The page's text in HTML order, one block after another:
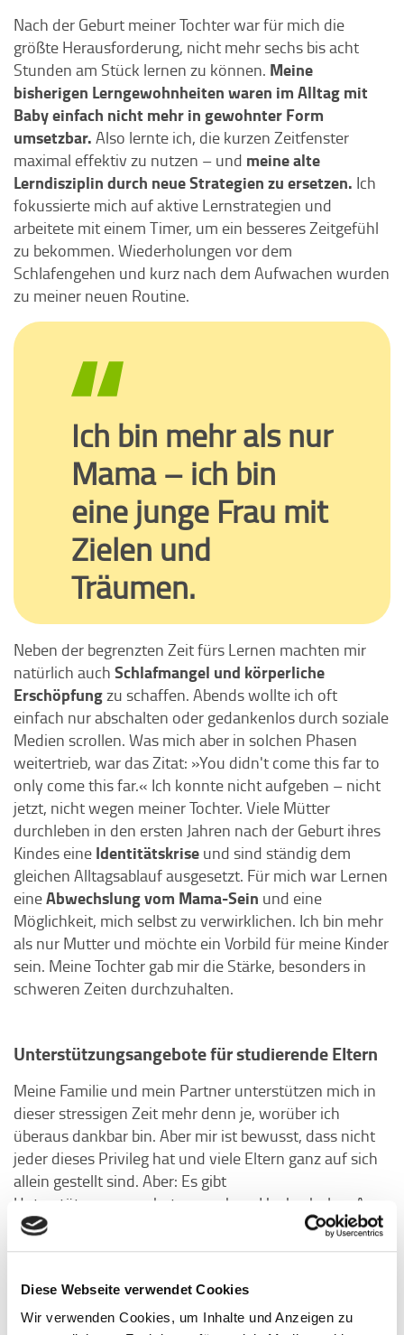
Diese Webseite verwendet Cookies
Wir verwenden Cookies, um Inhalte und Anzeigen zu
Nach der Geburt meiner Tochter war für mich die
größte Herausforderung, nicht mehr sechs bis acht
Stunden am Stück lernen zu können. Meine
bisherigen Lerngewohnheiten waren im Alltag mit
Baby einfach nicht mehr in gewohnter Form
umsetzbar. Also lernte ich, die kurzen Zeitfenster
maximal effektiv zu nutzen – und meine alte
Lerndisziplin durch neue Strategien zu ersetzen. Ich
fokussierte mich auf aktive Lernstrategien und
arbeitete mit einem Timer, um ein besseres Zeitgefühl
zu bekommen. Wiederholungen vor dem
Schlafengehen und kurz nach dem Aufwachen wurden
zu meiner neuen Routine.
Ich bin mehr als nur
Mama – ich bin
eine junge Frau mit
Zielen und
Träumen.
Neben der begrenzten Zeit fürs Lernen machten mir
natürlich auch Schlafmangel und körperliche
Erschöpfungzu schaffen. Abends wollte ich oft
einfach nur abschalten oder gedankenlos durch soziale
Medien scrollen. Was mich aber in solchen Phasen
weitertrieb, war das Zitat: »You didn't come this far to
only come this far.« Ich konnte nicht aufgeben – nicht
jetzt, nicht wegen meiner Tochter. Viele Mütter
durchleben in den ersten Jahren nach der Geburt ihres
Kindes eine Identitätskrise und sind ständig dem
gleichen Alltagsablauf ausgesetzt. Für mich war Lernen
eineAbwechslung vom Mama-Sein und eine
Möglichkeit, mich selbst zu verwirklichen. Ich bin mehr
als nur Mutter und möchte ein Vorbild für meine Kinder
sein. Meine Tochter gab mir die Stärke, besonders in
schweren Zeiten durchzuhalten.
Unterstützungsangebote für studierende Eltern
Meine Familie und mein Partner unterstützen mich in
dieser stressigen Zeit mehr denn je, worüber ich
überaus dankbar bin. Aber mir ist bewusst, dass nicht
jeder dieses Privileg hat und viele Eltern ganz auf sich
allein gestellt sind. Aber: Es gibt
Unterstützungsangebote – auch an Hochschulen. An
meiner Hochschule gibt es das »Student Counselling«,
das Studierende im Studienalltag unterstützt.
Peergroups für Studierende mit Kindern.
ich michmit anderen Eltern austauschenund